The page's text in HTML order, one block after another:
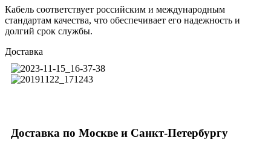
Кабель соответствует российским и международным
стандартам качества, что обеспечивает его надежность и
долгий срок службы.
Доставка
Доставка по Москве и Санкт-Петербургу